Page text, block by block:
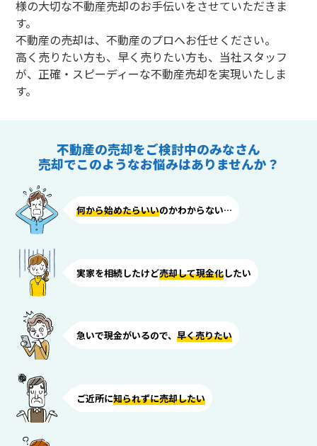
様の大切な不動産売却のお手伝いをさせていただきま
す。
不動産の売却は、不動産のプロへお任せください。
高く売りたい方も、早く売りたい方も、当社スタッフ
が、正確・スピーディーな不動産売却を実現いたしま
す。
不動産の売却をご検討中のみなさん
売却でこのようなお悩みはありませんか？
何から始めたらいいのかわからない…
実家を相続したけど売却して現金化したい
急いで現金がいるので、 早く売りたい
ご近所に知られずに売却したい